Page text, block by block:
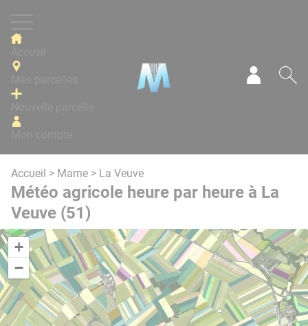
Accueil > Marne > La Veuve
Météo agricole heure par heure à La
Veuve (51)
+
−